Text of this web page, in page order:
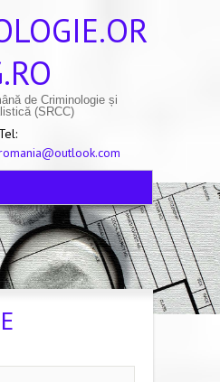
de Criminologie și
(SRCC)
Tel: